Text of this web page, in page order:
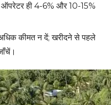
ही 4-6% और 10-15%
कीमत न दें; खरीदने से पहले